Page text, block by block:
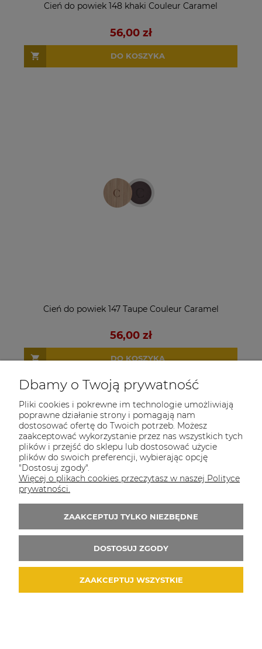
Cień do powiek 148 khaki Couleur Caramel
56,00 zł
DO KOSZYKA
Cień do powiek 147 Taupe Couleur Caramel
56,00 zł
DO KOSZYKA
Dbamy o Twoją prywatność
Pliki cookies i pokrewne im technologie umożliwiają
poprawne działanie strony i pomagają nam
dostosować ofertę do Twoich potrzeb. Możesz
zaakceptować wykorzystanie przez nas wszystkich tych
plików i przejść do sklepu lub dostosować użycie
plików do swoich preferencji, wybierając opcję
"Dostosuj zgody".
Więcej o plikach cookies przeczytasz w naszej Polityce
prywatności.
ZAAKCEPTUJ TYLKO NIEZBĘDNE
DOSTOSUJ ZGODY
ZAAKCEPTUJ WSZYSTKIE